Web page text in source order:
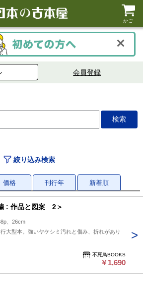
かご
会員登録
絞り込み検索
価格 刊行年 新着順
: 作品と図案 2＞
、26cm
大型本。強いヤケシミ汚れと傷み、折れがあり
不死鳥BOOKS
￥1,690